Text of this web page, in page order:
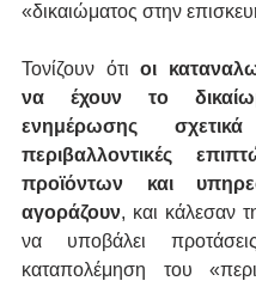
«δικαιώματος στην
Τονίζουν ότι οι
να έχουν το
ενημέρωσης
περιβαλλοντικές
προϊόντων και
αγοράζουν, και κάλεσαν
να υποβάλει
καταπολέμηση του